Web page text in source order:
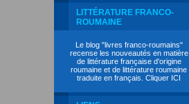
LITTÉRATURE FRANCO-
ROUMAINE
Le blog "livres franco-roumains"
recense les nouveautés en matière
de littérature française d'origine
roumaine et de littérature roumaine
traduite en français. Cliquer ICI